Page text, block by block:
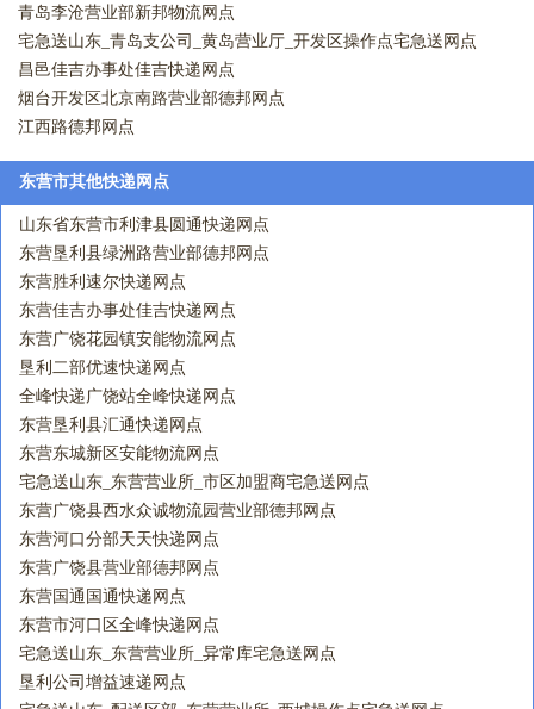
青岛李沧营业部新邦物流网点
宅急送山东_青岛支公司_黄岛营业厅_开发区操作点宅急送网点
昌邑佳吉办事处佳吉快递网点
烟台开发区北京南路营业部德邦网点
江西路德邦网点
东营市其他快递网点
山东省东营市利津县圆通快递网点
东营垦利县绿洲路营业部德邦网点
东营胜利速尔快递网点
东营佳吉办事处佳吉快递网点
东营广饶花园镇安能物流网点
垦利二部优速快递网点
全峰快递广饶站全峰快递网点
东营垦利县汇通快递网点
东营东城新区安能物流网点
宅急送山东_东营营业所_市区加盟商宅急送网点
东营广饶县西水众诚物流园营业部德邦网点
东营河口分部天天快递网点
东营广饶县营业部德邦网点
东营国通国通快递网点
东营市河口区全峰快递网点
宅急送山东_东营营业所_异常库宅急送网点
垦利公司增益速递网点